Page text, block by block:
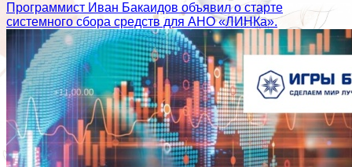
Программист Иван Бакаидов объявил о старте
системного сбора средств для АНО «ЛИНКа».